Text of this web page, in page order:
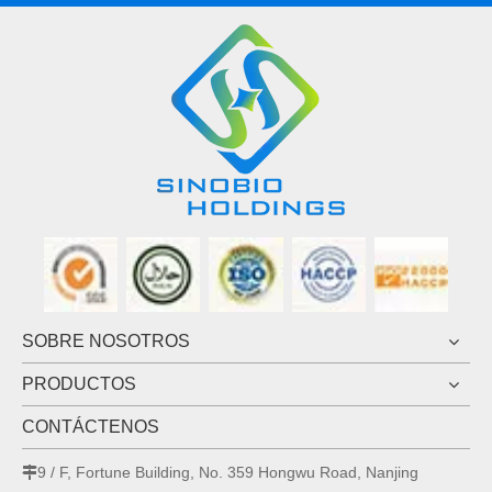
SOBRE NOSOTROS
PRODUCTOS
CONTÁCTENOS
9 / F, Fortune Building, No. 359 Hongwu Road, Nanjing